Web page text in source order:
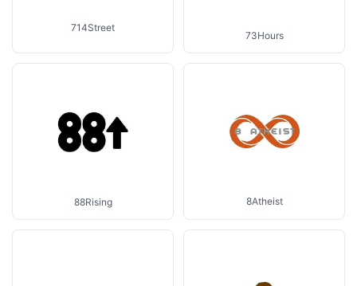
714Street
73Hours
88Rising 8Atheist